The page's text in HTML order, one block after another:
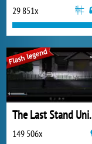
29 851x
The
149 506x